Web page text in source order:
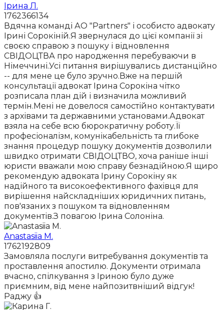
Ірина Л.
1762366134
Вдячна команді АО "Partners" і особисто адвокату
Ірині Сорокіній.Я звернулася до цієї компанії зі
своєю справою з пошуку і відновлення
СВІДОЦТВА про народження перебуваючи в
Німеччині.Усі питання вирішувались дистанційно
-- для мене це було зручно.Вже на першій
консультації адвокат Ірина Сорокіна чітко
розписала план дій і визначила можливий
термін.Мені не довелося самостійно контактувати
з архівами та державними установами.Адвокат
взяла на себе всю бюрократичну роботу.Її
професіоналізм, комунікабельність та глибоке
знання процедур пошуку документів дозволили
швидко отримати СВІДОЦТВО, хоча раніше інші
юристи вважали мою справу безнадійною.Я щиро
рекомендую адвоката Ірину Сорокіну як
надійного та високоефективного фахівця для
вирішення найскладніших юридичних питань,
пов'язаних з пошуком та відновленням
документів.З повагою Ірина Солоніна.
Anastasiia M.
1762192809
Замовляла послуги витребування документів та
проставлення апостилю. Документи отримала
вчасно, спілкування з Іриною було дуже
приємним, від мене найпозитвніший відгук!
Раджу 👍